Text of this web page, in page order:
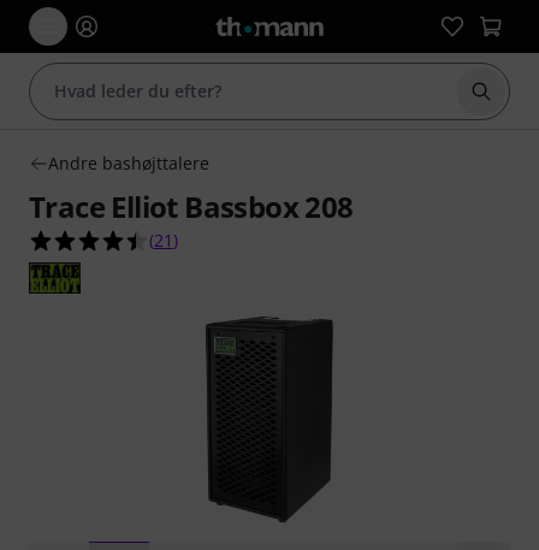
Start
Andre bashøjttalere
Trace Elliot Bassbox 208
4.4 ud af 5 stjerner fra 21 kundebedømmelser
(21 )